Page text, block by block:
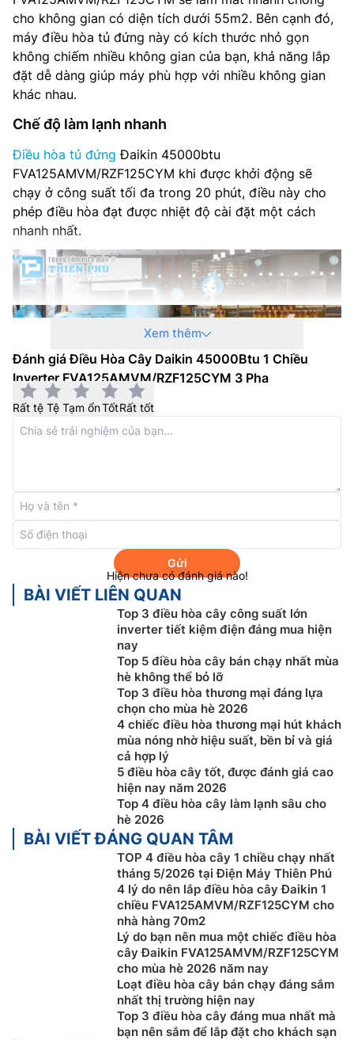
cho không gian có diện tích dưới 55m2. Bên cạnh đó,
máy điều hòa tủ đứng này có kích thước nhỏ gọn
không chiếm nhiều không gian của bạn, khả năng lắp
đặt dễ dàng giúp máy phù hợp với nhiều không gian
khác nhau.
Chế độ làm lạnh nhanh
Điều hòa tủ đứng Đaikin 45000btu
FVA125AMVM/RZF125CYM khi được khởi động sẽ
chạy ở công suất tối đa trong 20 phút, điều này cho
phép điều hòa đạt được nhiệt độ cài đặt một cách
nhanh nhất.
Điều hòa câyĐaikin inverter
FVA125AMVM/RZF125CYM được trang bị công nghệ
inverter tiên tiến giúp tiết kiệm điện cho người dùng,
cùng với khả năng vận hành êm ái, nâng cao tuổi thọ
Môi chất lạnh R32
Điều hòa Đaikin 1 chiềuinverter
FVA125AMVM/RZF125CYM là model điều hòa thương
mại đầu tiên được Daikin sử dụng môi chất lạnh Gas
Xem thêm
Đánh giá Điều Hòa Cây Daikin 45000Btu 1 Chiều
Inverter FVA125AMVM/RZF125CYM 3 Pha
Rất tệ Tệ Tạm ổnTốtRất tốt
Gửi
Hiện chưa có đánh giá nào!
BÀI VIẾT LIÊN QUAN
Top 3 điều hòa cây công suất lớn
inverter tiết kiệm điện đáng mua hiện
nay
Top 5 điều hòa cây bán chạy nhất mùa
hè không thể bỏ lỡ
Top 3 điều hòa thương mại đáng lựa
chọn cho mùa hè 2026
4 chiếc điều hòa thương mại hút khách
mùa nóng nhờ hiệu suất, bền bỉ và giá
cả hợp lý
5 điều hòa cây tốt, được đánh giá cao
hiện nay năm 2026
Top 4 điều hòa cây làm lạnh sâu cho
hè 2026
BÀI VIẾT ĐÁNG QUAN TÂM
TOP 4 điều hòa cây 1 chiều chạy nhất
tháng 5/2026 tại Điện Máy Thiên Phú
4 lý do nên lắp điều hòa cây Đaikin 1
chiều FVA125AMVM/RZF125CYM cho
nhà hàng 70m2
Lý do bạn nên mua một chiếc điều hòa
cây Đaikin FVA125AMVM/RZF125CYM
cho mùa hè 2026 năm nay
Loạt điều hòa cây bán chạy đáng sắm
nhất thị trường hiện nay
Top 3 điều hòa cây đáng mua nhất mà
bạn nên sắm để lắp đặt cho khách sạn